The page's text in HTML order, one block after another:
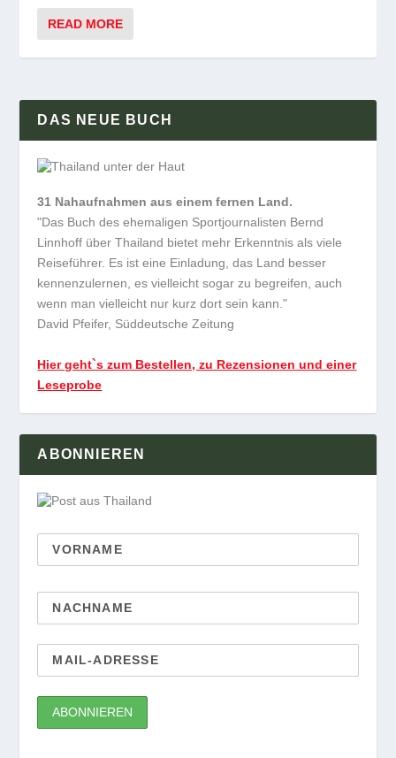
READ MORE
DAS NEUE BUCH
31 Nahaufnahmen aus einem fernen Land.
"Das Buch des ehemaligen Sportjournalisten Bernd
Linnhoff über Thailand bietet mehr Erkenntnis als viele
Reiseführer. Es ist eine Einladung, das Land besser
kennenzulernen, es vielleicht sogar zu begreifen, auch
wenn man vielleicht nur kurz dort sein kann."
David Pfeifer, Süddeutsche Zeitung
Hier geht`s zum Bestellen, zu Rezensionen und einer
Leseprobe
ABONNIEREN